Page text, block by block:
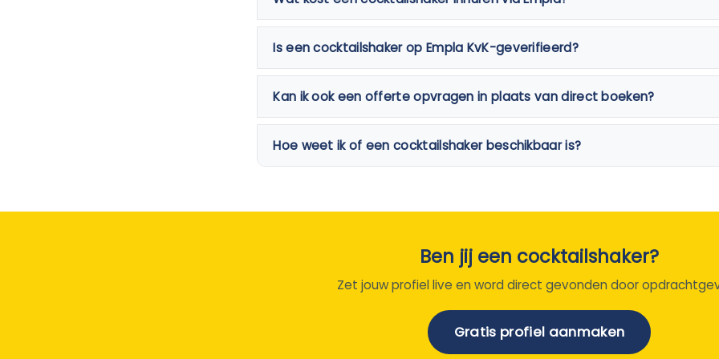
Is een cocktailshaker op Empla KvK-geverifieerd?
Kan ik ook een offerte opvragen in plaats van direct boeken?
Hoe weet ik of een cocktailshaker beschikbaar is?
Ben jij een cocktailshaker?
Zet jouw profiel live en word direct gevonden door
Gratis profiel aanmaken